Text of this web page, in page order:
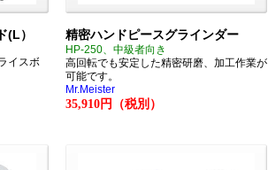
(L）
イスボ
精密ハンドピースグラインダー
HP-250、中級者向き
高回転でも安定した精密研磨、加工作業が
可能です。
Mr.Meister
35,910円（税別）